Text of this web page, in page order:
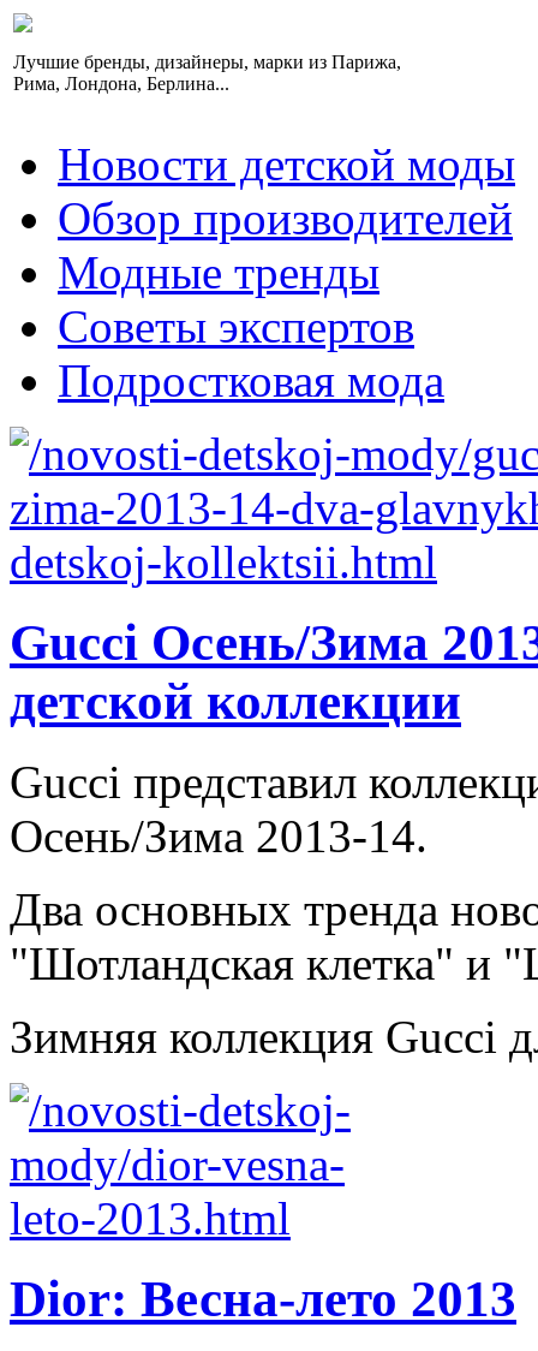
Лучшие бренды, дизайнеры, марки из Парижа,
Рима, Лондона, Берлина...
Новости детской моды
Обзор производителей
Модные тренды
Советы экспертов
Подростковая мода
Gucci Осень/Зима
детской коллекции
Gucci представил
Осень/Зима 2013-14.
Два основных тренда
"Шотландская клетка" и
Зимняя коллекция Gucci
Dior: Весна-лето 2013